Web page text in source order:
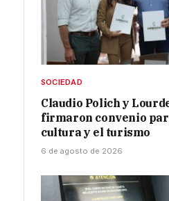
SOCIEDAD
Claudio Polich y
firmaron convenio
cultura y el turismo
6 de agosto de 2026